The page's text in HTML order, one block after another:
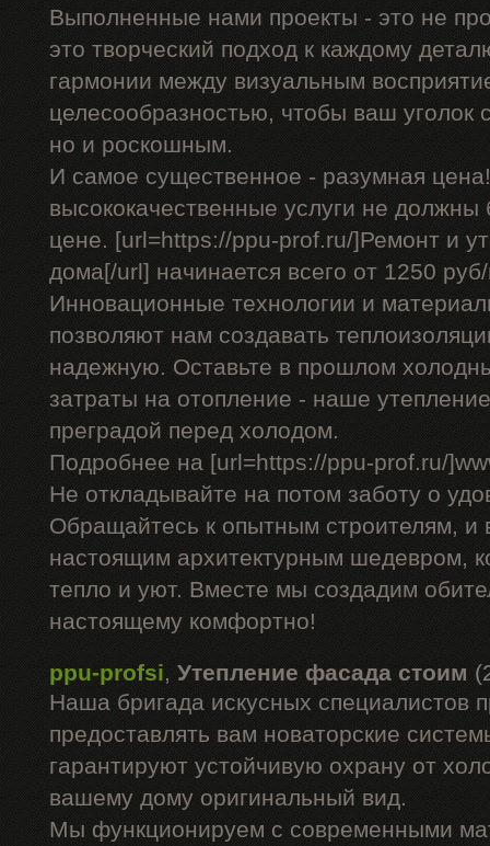
Выполненные нами проекты - это не
это творческий подход к каждому
гармонии между визуальным
целесообразностью, чтобы ваш уголок
но и роскошным.
И самое существенное - разумная
высококачественные услуги не
цене. [url=https://ppu-prof.ru/]Ремонт и
дома[/url] начинается всего от 1250
Инновационные технологии и
позволяют нам создавать
надежную. Оставьте в прошлом
затраты на отопление - наше
преградой перед холодом.
Подробнее на [url=https://ppu-prof.ru/
Не откладывайте на потом заботу о
Обращайтесь к опытным строителям, и
настоящим архитектурным шедевром,
тепло и уют. Вместе мы создадим
настоящему комфортно!
ppu-profsi, Утепление фасада стоим
Наша бригада искусных специалистов
предоставлять вам новаторские
гарантируют устойчивую охрану от
вашему дому оригинальный вид.
Мы функционируем с современными